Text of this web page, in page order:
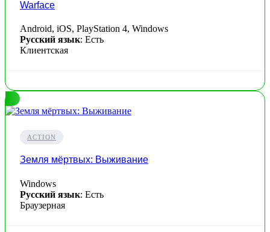
Warface
Android, iOS, PlayStation 4, Windows
Русский язык: Есть
Клиентская
ACTION
Земля мёртвых: Выживание
Windows
Русский язык: Есть
Браузерная